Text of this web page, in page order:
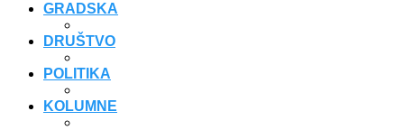
GRADSKA
DRUŠTVO
POLITIKA
KOLUMNE